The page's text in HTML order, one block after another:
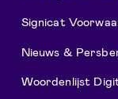
Signicat
Nieuws &
Woordenlijst